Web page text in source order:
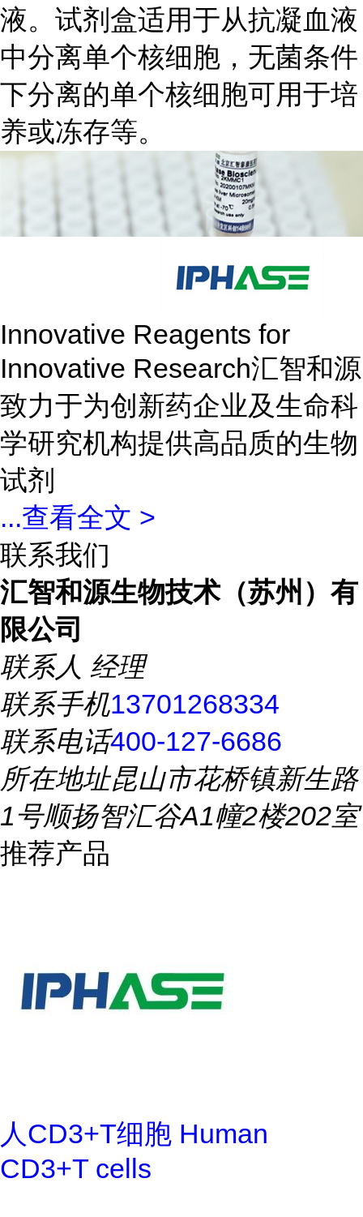
液。试剂盒适用于从抗凝血液
中分离单个核细胞，无菌条件
下分离的单个核细胞可用于培
养或冻存等。
Innovative Reagents for
Innovative Research汇智和源
致力于为创新药企业及生命科
学研究机构提供高品质的生物
试剂
...查看全文 >
联系我们
汇智和源生物技术（苏州）有
限公司
联系人 经理
联系手机13701268334
联系电话400-127-6686
所在地址昆山市花桥镇新生路
1号顺扬智汇谷A1幢2楼202室
推荐产品
人CD3+T细胞 Human
CD3+T cells